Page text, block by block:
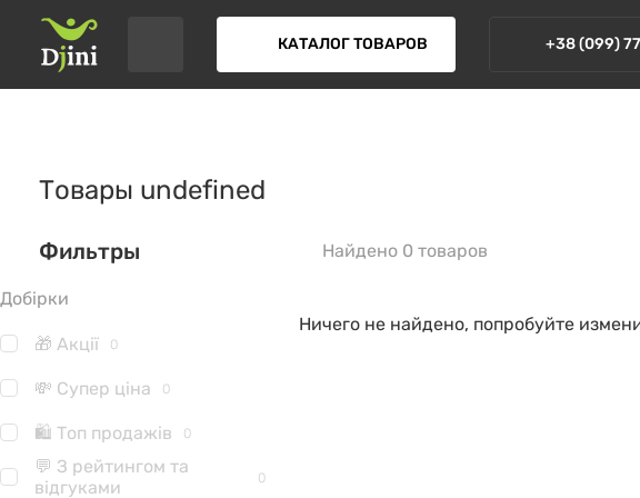
КАТАЛОГ ТОВАРОВ +38 (099)
Товары undefined
Фильтры Найдено 0 товаров
Добірки
🎁 Акції 0
💸 Супер ціна 0
🛍 Топ продажів 0
💬 З рейтингом та
відгуками
0
Ничего не найдено, попробуйте